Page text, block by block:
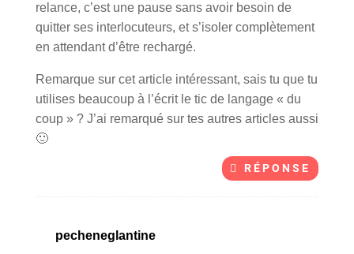
relance, c’est une pause sans avoir besoin de
quitter ses interlocuteurs, et s’isoler complètement
en attendant d’être rechargé.
Remarque sur cet article intéressant, sais tu que tu
utilises beaucoup à l’écrit le tic de langage « du
coup » ? J’ai remarqué sur tes autres articles aussi
🙂
RÉPONSE
pecheneglantine